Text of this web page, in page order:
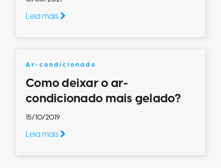
Leia mais
Ar-condicionado
Como deixar o ar-
condicionado mais gelado?
15/10/2019
Leia mais